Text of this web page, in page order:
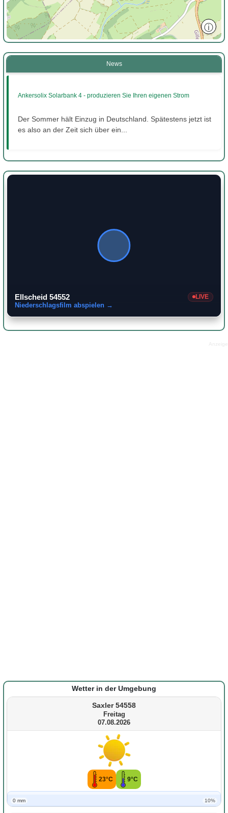
ⓘ
News
Ankersolix Solarbank 4 - produzieren Sie Ihren eigenen Strom
Der Sommer hält Einzug in Deutschland. Spätestens jetzt ist
es also an der Zeit sich über ein...
Ellscheid 54552 LIVE
Niederschlagsfilm abspielen →
Wetter in der Umgebung
Saxler 54558
Freitag
07.08.2026
23°C 9°C
0 mm 10%